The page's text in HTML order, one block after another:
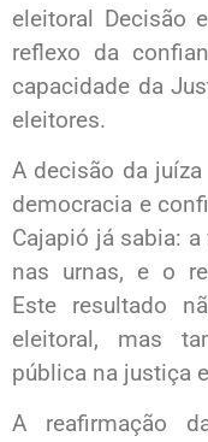
eleitoral Decisão
reflexo da
capacidade da
eleitores.
A decisão da
democracia e
Cajapió já sabia:
nas urnas, e o
Este resultado
eleitoral, mas
pública na justiça
A reafirmação